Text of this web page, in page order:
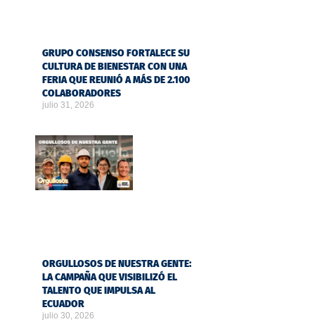
GRUPO CONSENSO FORTALECE SU
CULTURA DE BIENESTAR CON UNA
FERIA QUE REUNIÓ A MÁS DE 2.100
COLABORADORES
julio 31, 2026
ORGULLOSOS DE NUESTRA GENTE:
LA CAMPAÑA QUE VISIBILIZÓ EL
TALENTO QUE IMPULSA AL
ECUADOR
julio 30, 2026